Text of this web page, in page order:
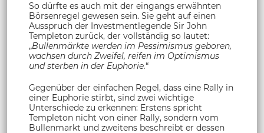
So dürfte es auch mit der eingangs erwähnten
Börsenregel gewesen sein. Sie geht auf einen
Ausspruch der Investmentlegende Sir John
Templeton zurück, der vollständig so lautet:
„Bullenmärkte werden im Pessimismus geboren,
wachsen durch Zweifel, reifen im Optimismus
und sterben in der Euphorie.“
Gegenüber der einfachen Regel, dass eine Rally in
einer Euphorie stirbt, sind zwei wichtige
Unterschiede zu erkennen: Erstens spricht
Templeton nicht von einer Rally, sondern vom
Bullenmarkt und zweitens beschreibt er dessen